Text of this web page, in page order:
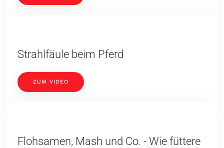
Strahlfäule beim Pferd
ZUM VIDEO
Flohsamen, Mash und Co. - Wie füttere